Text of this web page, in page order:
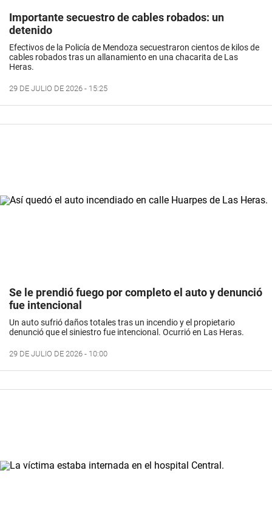
Importante secuestro de cables robados: un
detenido
Efectivos de la Policía de Mendoza secuestraron cientos de kilos de
cables robados tras un allanamiento en una chacarita de Las
Heras.
29 DE JULIO DE 2026 - 15:25
Se le prendió fuego por completo el auto y denunció
fue intencional
Un auto sufrió daños totales tras un incendio y el propietario
denunció que el siniestro fue intencional. Ocurrió en Las Heras.
29 DE JULIO DE 2026 - 10:00